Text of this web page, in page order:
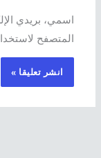
اسمي، بريدي
المتصفح